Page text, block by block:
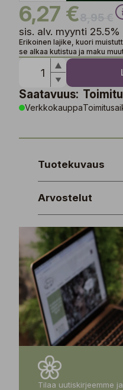
6,27 €
sis. alv. myynti 25.5%
Erikoinen lajike, kuori
se alkaa kutistua ja maku
Saatavuus:
Verkkokauppa
Tuotekuvaus
Arvostelut
Tilaa uutiskirjeemme